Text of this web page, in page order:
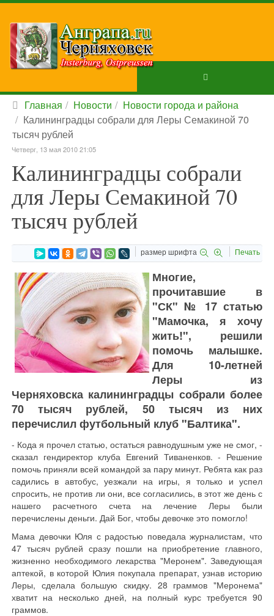
Главная Новости
Новости города и района
Калининградцы собрали для Леры Семакиной 70
тысяч рублей
Четверг, 13 мая 2010 21:05
Калининградцы собрали
для Леры Семакиной 70
тысяч рублей
размер шрифта Печать
Многие,
прочитавшие в
"СК" № 17 статью
"Мамочка, я хочу
жить!", решили
помочь малышке.
Для 10-летней
Леры из
Черняховска калининградцы собрали более
70 тысяч рублей, 50 тысяч из них
перечислил футбольный клуб "Балтика".
- Кода я прочел статью, остаться равнодушным уже не смог, -
сказал гендиректор клуба Евгений Тиваненков. - Решение
помочь приняли всей командой за пару минут. Ребята как раз
садились в автобус, уезжали на игры, я только и успел
спросить, не против ли они, все согласились, в этот же день с
нашего расчетного счета на лечение Леры были
перечислены деньги. Дай Бог, чтобы девочке это помогло!
Мама девочки Юля с радостью поведала журналистам, что
47 тысяч рублей сразу пошли на приобретение главного,
жизненно необходимого лекарства "Меронем". Заведующая
аптекой, в которой Юлия покупала препарат, узнав историю
Леры, сделала большую скидку. 28 граммов "Меронема"
хватит на несколько дней, на полный курс требуется 90
граммов.